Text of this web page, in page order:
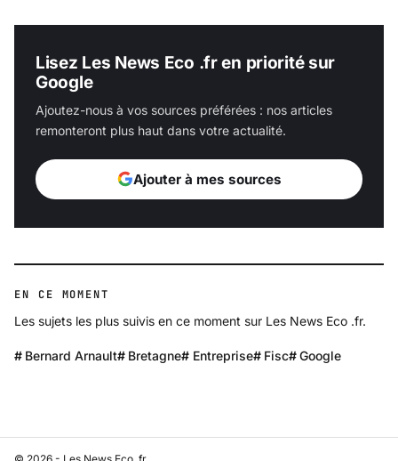
Lisez Les News Eco .fr en priorité sur
Google
Ajoutez-nous à vos sources préférées : nos articles
remonteront plus haut dans votre actualité.
Ajouter à mes sources
EN CE MOMENT
Les sujets les plus suivis en ce moment sur Les News Eco .fr.
Bernard Arnault Bretagne Entreprise Fisc Google